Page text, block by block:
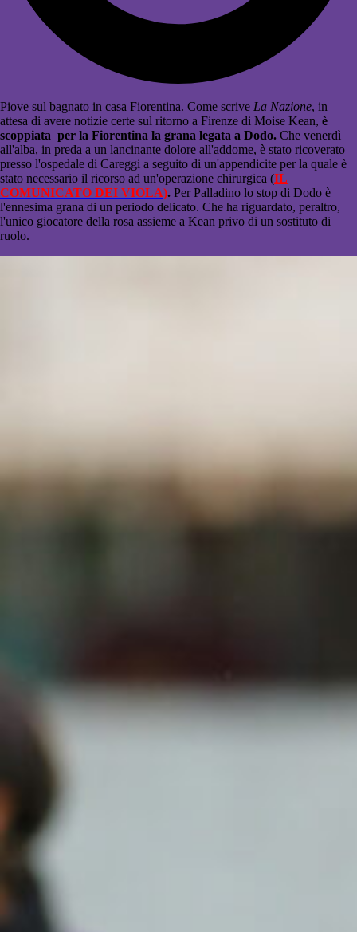
Piove sul bagnato in casa Fiorentina. Come scrive La Nazione, in
attesa di avere notizie certe sul ritorno a Firenze di Moise Kean, è
scoppiata per la Fiorentina la grana legata a Dodo. Che venerdì
all'alba, in preda a un lancinante dolore all'addome, è stato ricoverato
presso l'ospedale di Careggi a seguito di un'appendicite per la quale è
stato necessario il ricorso ad un'operazione chirurgica (IL
COMUNICATO DEI VIOLA). Per Palladino lo stop di Dodo è
l'ennesima grana di un periodo delicato. Che ha riguardato, peraltro,
l'unico giocatore della rosa assieme a Kean privo di un sostituto di
ruolo.